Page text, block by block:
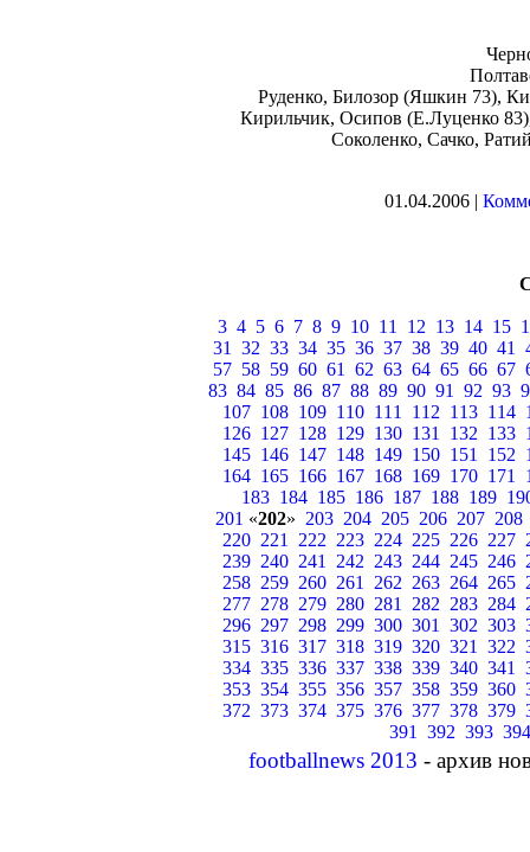
Руденко, Билозор (Яшкин 73),
Кирильчик, Осипов (Е.Луценко
Соколенко, Сачко,
01.04.2006 |
3 4 5 6 7 8 9 10 11 12 13 14 15
31
32 33 34 35 36 37 38 39 40 41
57 58 59 60 61 62 63 64 65 66 67
83 84 85 86 87 88 89 90 91 92 93
107 108 109 110 111 112 113 114
126 127 128 129 130 131 132 133
145 146 147 148 149 150 151 152
164 165 166 167 168 169 170 171
183 184 185 186 187 188 189
201 «202» 203 204 205 206 207 208
220 221 222 223 224 225 226 227
239 240 241 242 243 244 245 246
258 259 260 261 262 263 264 265
277 278 279 280 281 282 283 284
296 297 298 299 300 301 302 303
315 316 317 318 319 320 321 322
334 335 336 337 338 339 340 341
353 354 355 356 357 358 359 360
372 373 374 375 376 377 378 379
391
392 393 394
footballnews 2013 - архив